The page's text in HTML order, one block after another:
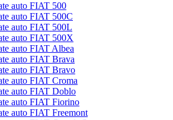
auto FIAT 500
auto FIAT 500C
auto FIAT 500L
auto FIAT 500X
auto FIAT Albea
auto FIAT Brava
auto FIAT Bravo
auto FIAT Croma
auto FIAT Doblo
auto FIAT Fiorino
auto FIAT Freemont